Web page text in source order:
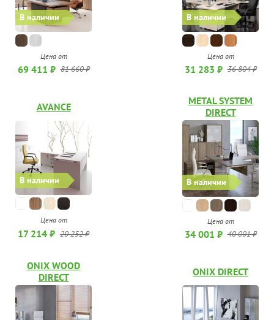
В наличии
Цена от
69 411 ₽ 81 660 ₽
В наличии
Цена от
31 283 ₽ 36 804 ₽
В наличии
AVANCE
Цена от
17 214 ₽ 20 252 ₽
В наличии
METAL SYSTEM
DIRECT
Цена от
34 001 ₽ 40 001 ₽
ONIX WOOD
DIRECT
ONIX DIRECT